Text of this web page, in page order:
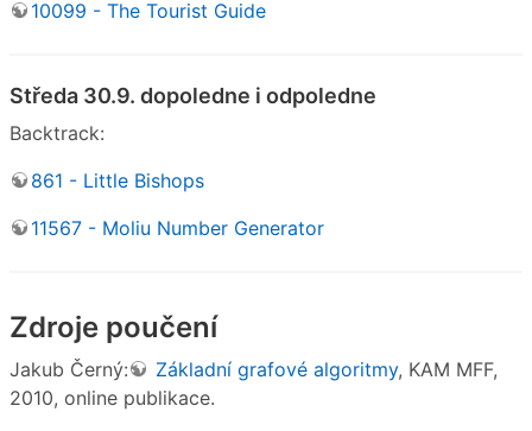
10099 - The Tourist Guide
Středa 30.9. dopoledne i odpoledne
Backtrack:
861 - Little Bishops
11567 - Moliu Number Generator
Zdroje poučení
Jakub Černý: Základní grafové algoritmy, KAM MFF,
2010, online publikace.